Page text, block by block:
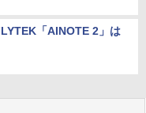
「AINOTE 2」は